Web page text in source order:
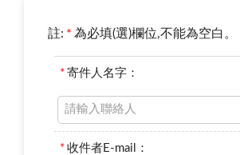
註: * 為必填(選)欄位,不能為空白。
* 寄件人名字：
* 收件者E-mail：